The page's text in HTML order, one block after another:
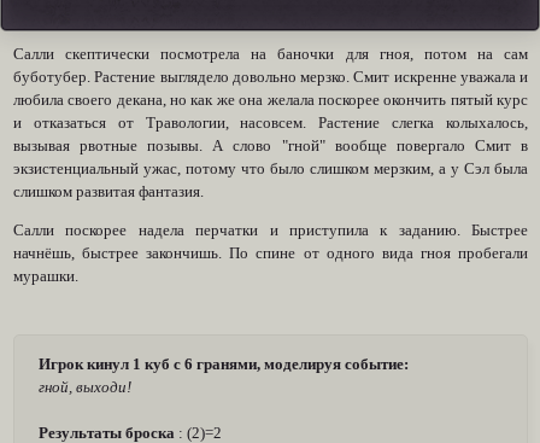
Салли скептически посмотрела на баночки для гноя, потом на сам
буботубер. Растение выглядело довольно мерзко. Смит искренне уважала и
любила своего декана, но как же она желала поскорее окончить пятый курс
и отказаться от Травологии, насовсем. Растение слегка колыхалось,
вызывая рвотные позывы. А слово "гной" вообще повергало Смит в
экзистенциальный ужас, потому что было слишком мерзким, а у Сэл была
слишком развитая фантазия.
Салли поскорее надела перчатки и приступила к заданию. Быстрее
начнёшь, быстрее закончишь. По спине от одного вида гноя пробегали
мурашки.
Игрок кинул 1 куб с 6 гранями, моделируя событие:
гной, выходи!
Результаты броска : (2)=2